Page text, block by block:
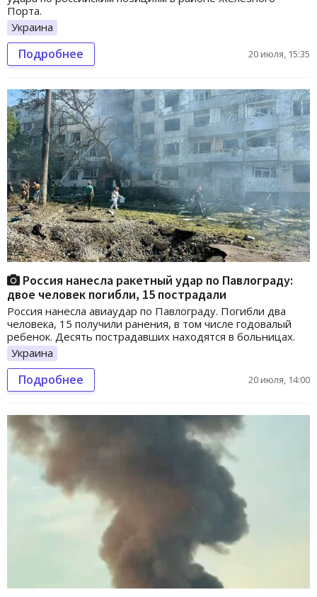
Порта.
Украина
Подробнее 20 июля, 15:35
Россия нанесла ракетный удар по Павлограду:
двое человек погибли, 15 пострадали
Россия нанесла авиаудар по Павлограду. Погибли два
человека, 15 получили ранения, в том числе годовалый
ребенок. Десять пострадавших находятся в больницах.
Украина
Подробнее 20 июля, 14:00